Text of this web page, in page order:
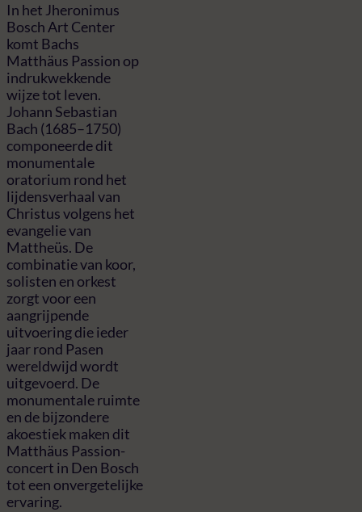
In het Jheronimus
Bosch Art Center
komt Bachs
Matthäus Passion op
indrukwekkende
wijze tot leven.
Johann Sebastian
Bach (1685–1750)
componeerde dit
monumentale
oratorium rond het
lijdensverhaal van
Christus volgens het
evangelie van
Mattheüs. De
combinatie van koor,
solisten en orkest
zorgt voor een
aangrijpende
uitvoering die ieder
jaar rond Pasen
wereldwijd wordt
uitgevoerd. De
monumentale ruimte
en de bijzondere
akoestiek maken dit
Matthäus Passion-
concert in Den Bosch
tot een onvergetelijke
ervaring.